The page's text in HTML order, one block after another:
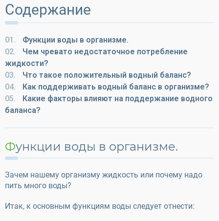
Содержание
01.
Функции воды в организме.
02.
Чем чревато недостаточное потребление
жидкости?
03.
Что такое положительный водный баланс?
04.
Как поддерживать водный баланс в организме?
05.
Какие факторы влияют на поддержание водного
баланса?
Функции воды в организме.
Зачем нашему организму жидкость или почему надо
пить много воды?
Итак, к основным функциям воды следует отнести: